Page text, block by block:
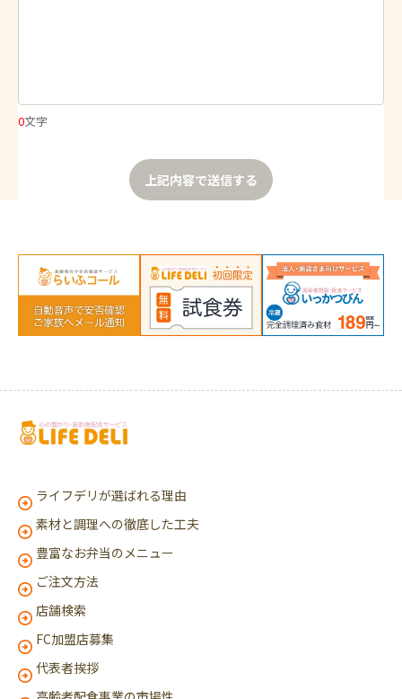
0文字
上記内容で送信する
ライフデリが選ばれる理由
素材と調理への徹底した工夫
豊富なお弁当のメニュー
ご注文方法
店舗検索
FC加盟店募集
代表者挨拶